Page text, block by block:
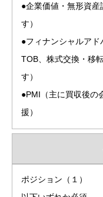
●企業価値・無形資産
す）
●フィナンシャルアド
TOB、株式交換・移
す）
●PMI（主に買収後の
援）
ポジション（１）